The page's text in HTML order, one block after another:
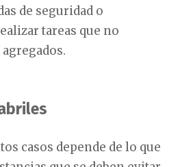
de seguridad o
tareas que no
casos depende de lo que